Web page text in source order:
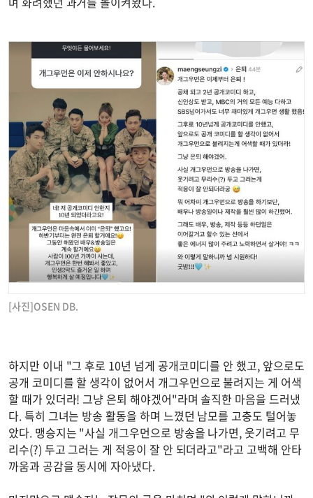
[사진]OSEN DB.
하지만 이내 "그 후로 10년 넘게 공개코미디를 안 했고, 앞으로도
공개 코미디를 할 생각이 없어서 개그우먼으로 불려지는 게 어색
할 때가 있더라! 그냥 은퇴 해야겠어"라며 솔직한 마음을 드러냈
다. 특히 그녀는 방송 활동을 하며 느꼈던 남모를 고충도 털어놓
았다. 맹승지는 "사실 개그우먼으로 방송을 나가면, 웃기려고 무
리수(?) 두고 그러는 게 적응이 잘 안 되더라고"라고 고백해 안타
까움과 공감을 동시에 자아냈다.